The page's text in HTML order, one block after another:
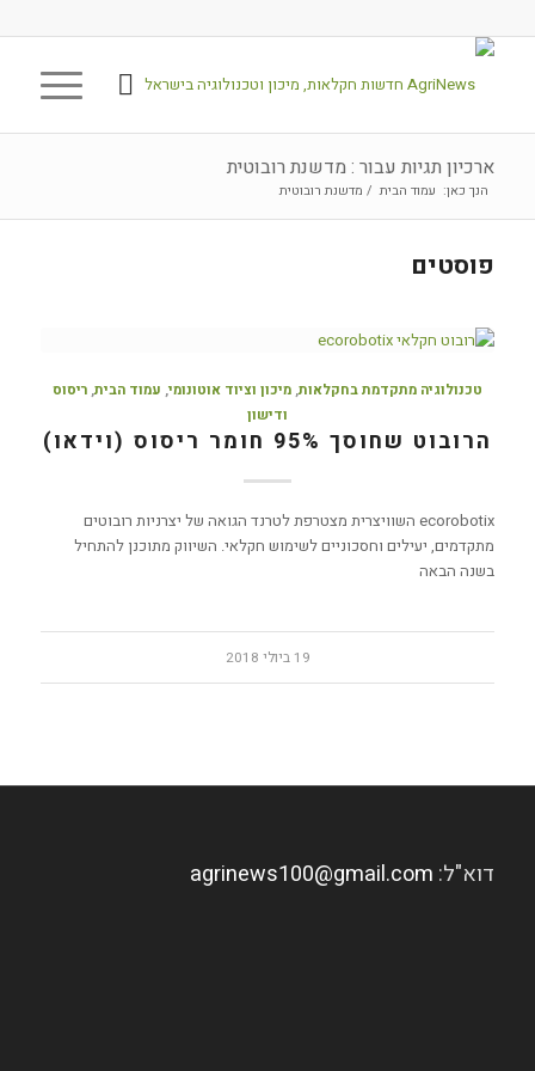
ארכיון תגיות עבור : מדשנת רובוטית
הנך כאן: עמוד הבית / מדשנת רובוטית
פוסטים
טכנולוגיה מתקדמת בחקלאות, מיכון וציוד אוטונומי, עמוד הבית, ריסוס
ודישון
הרובוט שחוסך 95% חומר ריסוס (וידאו)
ecorobotix השוויצרית מצטרפת לטרנד הגואה של יצרניות רובוטים
מתקדמים, יעילים וחסכוניים לשימוש חקלאי. השיווק מתוכנן להתחיל
בשנה הבאה
19 ביולי 2018
דוא"ל: agrinews100@gmail.com